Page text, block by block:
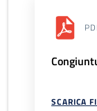
SCARICA